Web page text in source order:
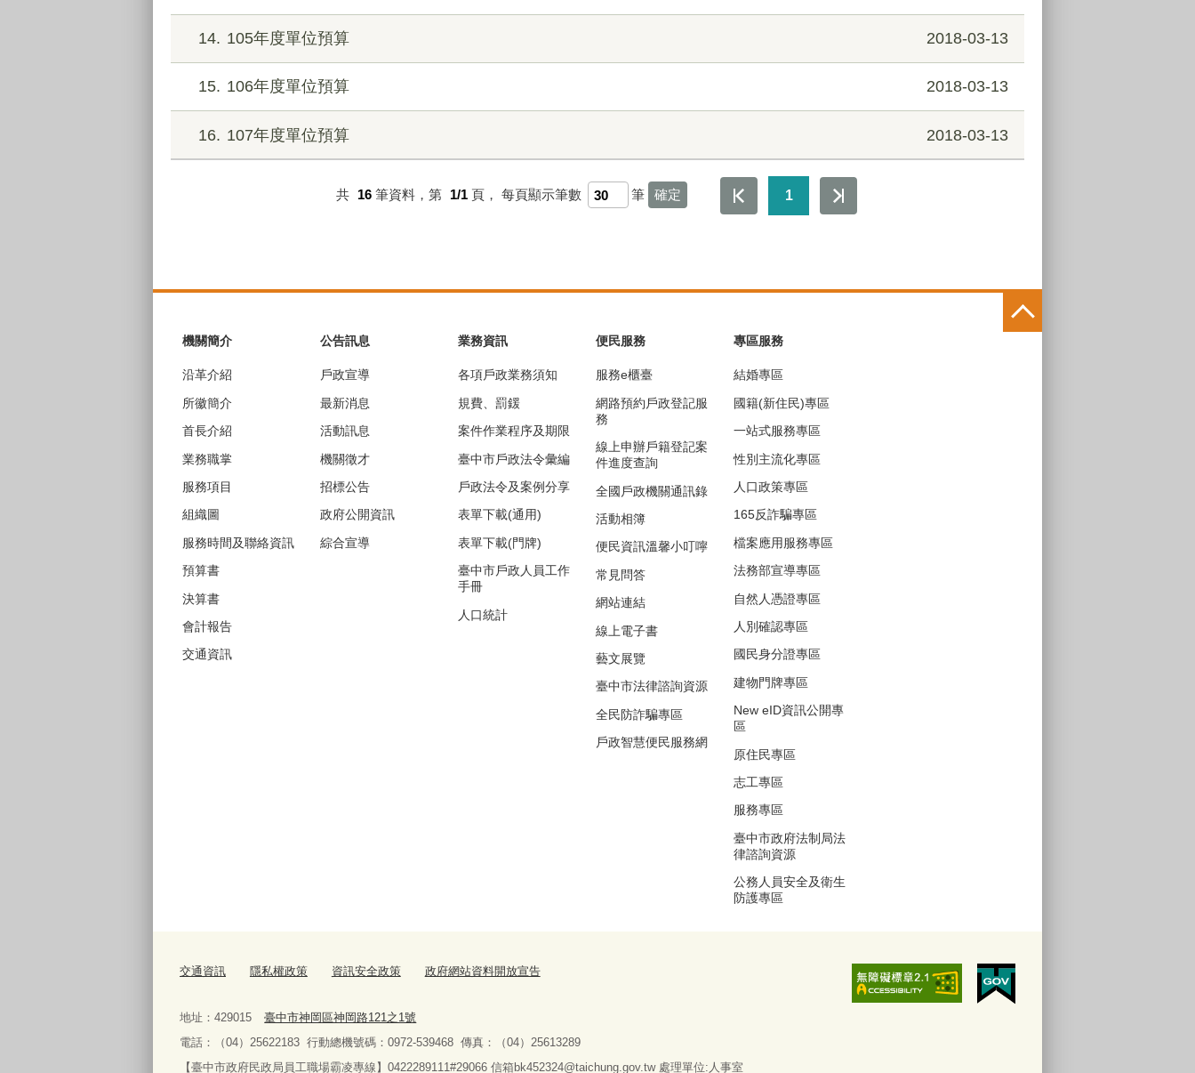
14 105年度單位預算 2018-03-13
15 106年度單位預算 2018-03-13
16 107年度單位預算 2018-03-13
共 16 筆資料，第 1/1 頁， 每頁顯示筆數 筆 1
機關簡介
沿革介紹
所徽簡介
首長介紹
業務職掌
服務項目
組織圖
服務時間及聯絡資訊
預算書
決算書
會計報告
交通資訊
公告訊息
戶政宣導
最新消息
活動訊息
機關徵才
招標公告
政府公開資訊
綜合宣導
業務資訊
各項戶政業務須知
規費、罰鍰
案件作業程序及期限
臺中市戶政法令彙編
戶政法令及案例分享
表單下載(通用)
表單下載(門牌)
臺中市戶政人員工作
手冊
人口統計
便民服務
服務e櫃臺
網路預約戶政登記服
務
線上申辦戶籍登記案
件進度查詢
全國戶政機關通訊錄
活動相簿
便民資訊溫馨小叮嚀
常見問答
網站連結
線上電子書
藝文展覽
臺中市法律諮詢資源
全民防詐騙專區
戶政智慧便民服務網
專區服務
結婚專區
國籍(新住民)專區
一站式服務專區
性別主流化專區
人口政策專區
165反詐騙專區
檔案應用服務專區
法務部宣導專區
自然人憑證專區
人別確認專區
國民身分證專區
建物門牌專區
New eID資訊公開專
區
原住民專區
志工專區
服務專區
臺中市政府法制局法
律諮詢資源
公務人員安全及衛生
防護專區
交通資訊 隱私權政策 資訊安全政策 政府網站資料開放宣告
地址：429015
臺中市神岡區神岡路121之1號
電話：（04）25622183 行動總機號碼：0972-539468 傳真：（04）25613289
【臺中市政府民政局員工職場霸凌專線】0422289111#29066 信箱bk452324@taichung.gov.tw 處理單位:人事室